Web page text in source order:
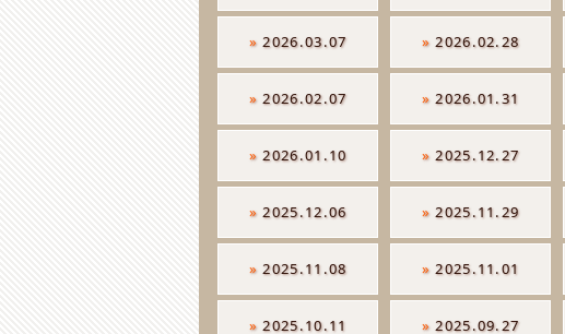
»2026.03.07 »2026.02.28
»2026.02.07 »2026.01.31
»2026.01.10 »2025.12.27
»2025.12.06 »2025.11.29
»2025.11.08 »2025.11.01
»2025.10.11 »2025.09.27